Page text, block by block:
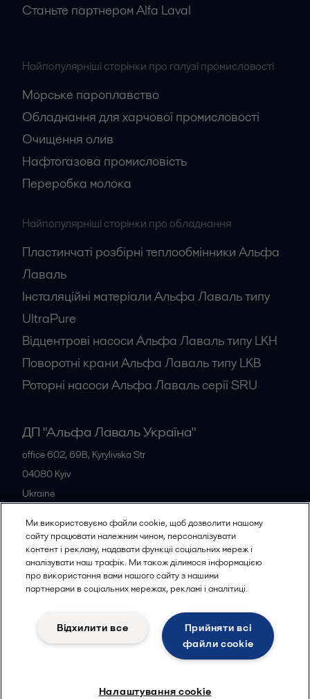
Станьте партнером Alfa Laval
Найпопулярніші сторінки про галузі промисловості
Морське пароплавство
Обладнання для харчової промисловості
Очищення олив
Нафтогазова промисловість
Переробка молока
Найпопулярніші сторінки про обладнання
Пластинчаті розбірні теплообмінники Альфа
Лаваль
Інсталяційні матеріали Альфа Лаваль типу
UltraPure
Відцентрові насоси Альфа Лаваль типу LKH
Поворотні крани Альфа Лаваль типу LKB
Роторні насоси Альфа Лаваль серії SRU
ДП "Альфа Лаваль Україна"
office 602, 69B, Kyrylivska Str
04080 Kyiv
Ukraine
Всі офіси
© 2015-2026ALFA LAVAL
Політика конфіденційності
Політика використання файлів cookies
Юридичні умови
Ми використовуємо файли cookie, щоб дозволити нашому
сайту працювати належним чином, персоналізувати
контент і рекламу, надавати функції соціальних мереж і
аналізувати наш трафік. Ми також ділимося інформацією
про використання вами нашого сайту з нашими
партнерами в соціальних мережах, рекламі і аналітиці.
Прийняти всі
файли сookie
Відхилити все
Налаштування cookie